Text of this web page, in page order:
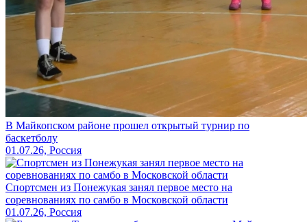
В Майкопском районе прошел открытый турнир по
баскетболу
01.07.26, Россия
Спортсмен из Понежукая занял первое место на
соревнованиях по самбо в Московской области
01.07.26, Россия